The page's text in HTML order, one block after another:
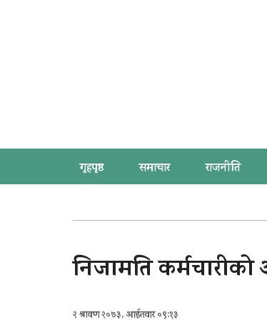
गृहपृष्ठ समाचार राजनीति
निजामति
२ श्रावण २०७३, आईतवार ०९:१३